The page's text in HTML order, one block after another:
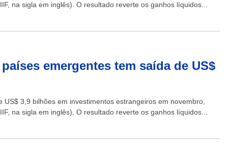
na sigla em inglês). O resultado reverte os ganhos líquidos...
emergentes tem saída de US$
3,9 bilhões em investimentos estrangeiros em novembro,
na sigla em inglês). O resultado reverte os ganhos líquidos...